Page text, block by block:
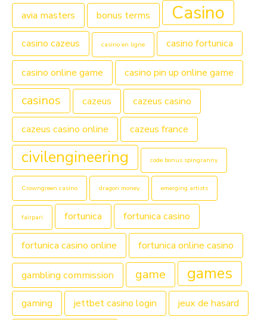
avia masters bonus terms Casino
casino cazeus casino en ligne casino fortunica
casino online game casino pin up online game
casinos cazeus cazeus casino
cazeus casino online cazeus france
civilengineering code bonus spingranny
Crowngreen casino dragon money emerging artists
fairpari fortunica fortunica casino
fortunica casino online fortunica online casino
gambling commission game games
gaming jettbet casino login jeux de hasard